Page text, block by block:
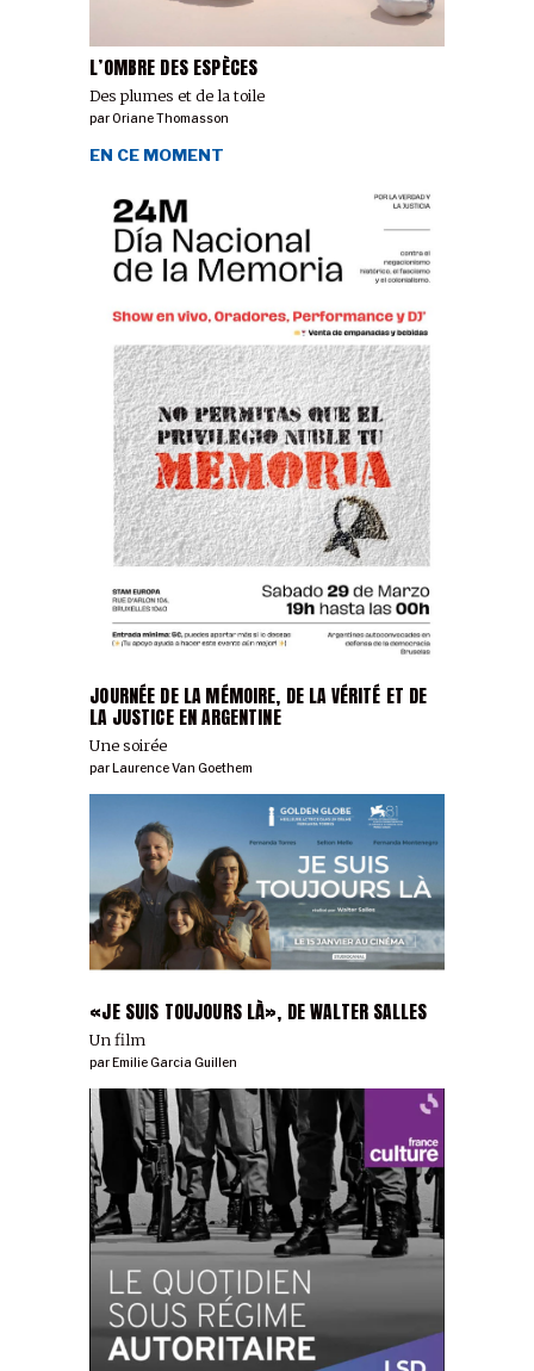
L’OMBRE DES ESPÈCES
Des plumes et de la toile
parOriane Thomasson
JOURNÉE DE LA MÉMOIRE, DE LA VÉRITÉ ET DE
LA JUSTICE EN ARGENTINE
Une soirée
EN CE MOMENT
par Laurence Van Goethem
«JE SUIS TOUJOURS LÀ», DE WALTER SALLES
Un film
par Emilie Garcia Guillen